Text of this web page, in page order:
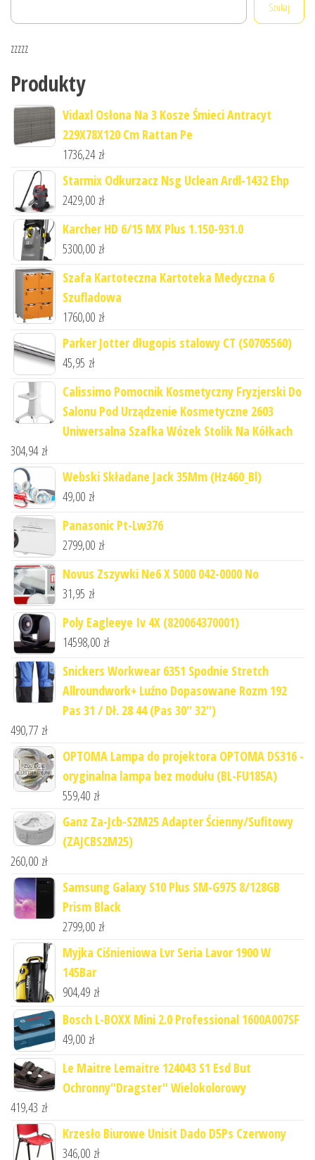
Szukaj
zzzzz
Produkty
Vidaxl Osłona Na 3 Kosze Śmieci Antracyt
229X78X120 Cm Rattan Pe
1736,24 zł
Starmix Odkurzacz Nsg Uclean Ardl-1432 Ehp
2429,00 zł
Karcher HD 6/15 MX Plus 1.150-931.0
5300,00 zł
Szafa Kartoteczna Kartoteka Medyczna 6
Szufladowa
1760,00 zł
Parker Jotter długopis stalowy CT (S0705560)
45,95 zł
Calissimo Pomocnik Kosmetyczny Fryzjerski Do
Salonu Pod Urządzenie Kosmetyczne 2603
Uniwersalna Szafka Wózek Stolik Na Kółkach
304,94 zł
Webski Składane Jack 35Mm (Hz460_Bl)
49,00 zł
Panasonic Pt-Lw376
2799,00 zł
Novus Zszywki Ne6 X 5000 042-0000 No
31,95 zł
Poly Eagleeye Iv 4X (820064370001)
14598,00 zł
Snickers Workwear 6351 Spodnie Stretch
Allroundwork+ Luźno Dopasowane Rozm 192
Pas 31 / Dł. 28 44 (Pas 30'' 32'')
490,77 zł
OPTOMA Lampa do projektora OPTOMA DS316 -
oryginalna lampa bez modułu (BL-FU185A)
559,40 zł
Ganz Za-Jcb-S2M25 Adapter Ścienny/Sufitowy
(ZAJCBS2M25)
260,00 zł
Samsung Galaxy S10 Plus SM-G975 8/128GB
Prism Black
2799,00 zł
Myjka Ciśnieniowa Lvr Seria Lavor 1900 W
145Bar
904,49 zł
Bosch L-BOXX Mini 2.0 Professional 1600A007SF
49,00 zł
Le Maitre Lemaitre 124043 S1 Esd But
Ochronny"Dragster" Wielokolorowy
419,43 zł
Krzesło Biurowe Unisit Dado D5Ps Czerwony
346,00 zł